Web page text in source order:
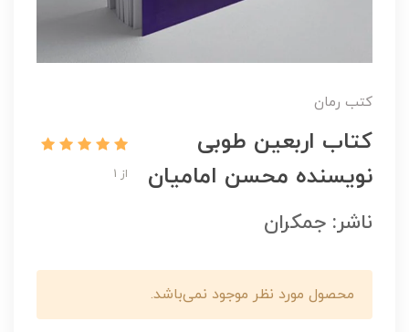
کتب رمان
کتاب اربعین طوبی
نویسنده محسن امامیان
از 1
ناشر: جمکران
محصول مورد نظر موجود نمی‌باشد.